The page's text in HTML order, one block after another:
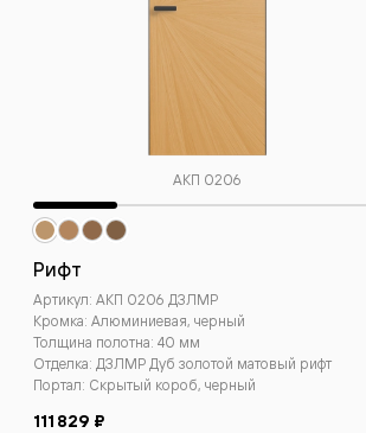
АКП 0206
Рифт
Артикул: АКП 0206 ДЗЛМР
Кромка: Алюминиевая, черный
Толщина полотна: 40 мм
Отделка: ДЗЛМР Дуб золотой матовый рифт
Портал: Скрытый короб, черный
111 829 ₽